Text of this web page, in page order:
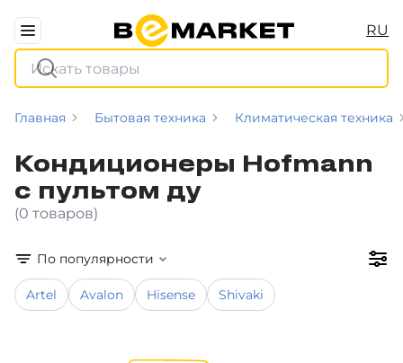
RU
Главная Бытовая техника Климатическая техника
Кондиционеры Hofmann
с пультом ду
(0 товаров)
По популярности
Artel Avalon Hisense Shivaki